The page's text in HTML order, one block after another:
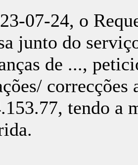
07-24, o
junto do
de ...,
tendo a